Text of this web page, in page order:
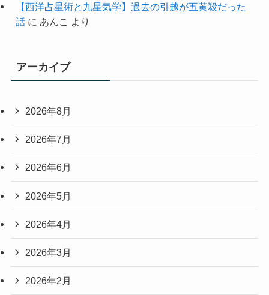
【西洋占星術と九星気学】過去の引越が五黄殺だった
話に あんこ より
アーカイブ
2026年8月
2026年7月
2026年6月
2026年5月
2026年4月
2026年3月
2026年2月